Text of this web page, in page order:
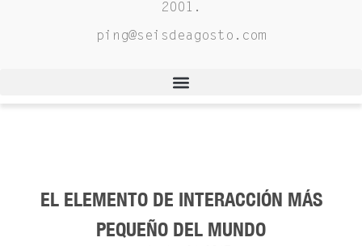
2001.
ping@seisdeagosto.com
EL ELEMENTO DE INTERACCIÓN MÁS
PEQUEÑO DEL MUNDO